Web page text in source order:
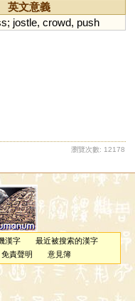
英文意義
; jostle, crowd, push
瀏覽次數: 12178
漢字
最近被搜索的漢字
免責聲明 意見簿